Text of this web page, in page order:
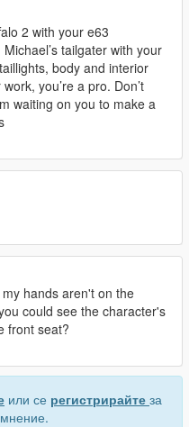
2 with your e63
tailgater with your
body and interior
you’re a pro. Don’t
waiting on you to make a
hands aren't on the
could see the character's
front seat?
или се регистрирайте за